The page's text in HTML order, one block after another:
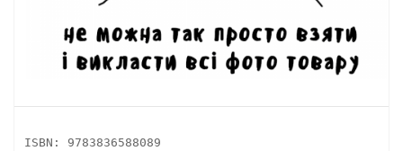
ISBN: 9783836588089